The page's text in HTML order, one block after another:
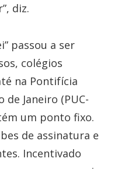
diz.
passou a ser
colégios
na Pontifícia
de Janeiro (PUC-
um ponto fixo.
de assinatura e
Incentivado